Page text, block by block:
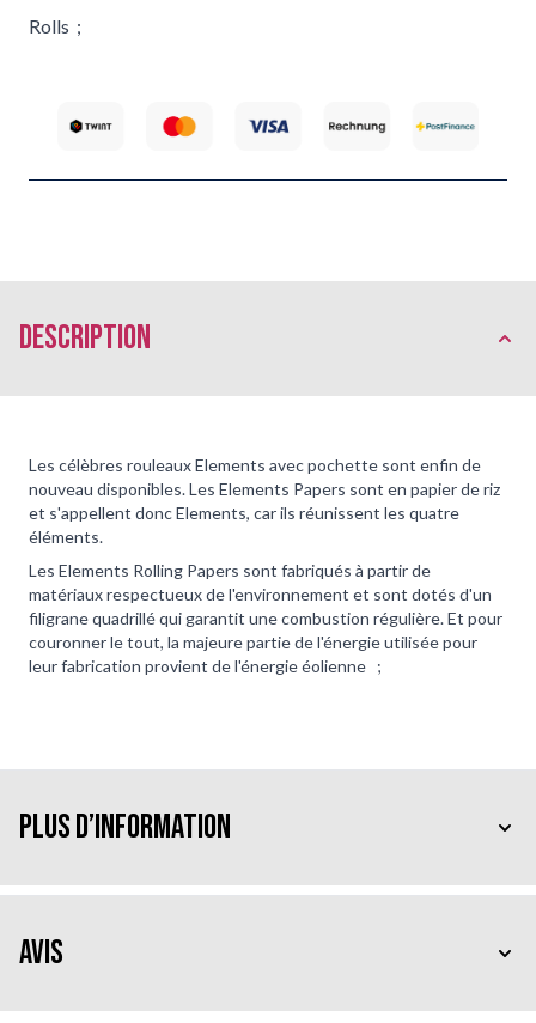
Rolls ;
Description
Les célèbres rouleaux Elements avec pochette sont enfin de
nouveau disponibles. Les Elements Papers sont en papier de riz
et s'appellent donc Elements, car ils réunissent les quatre
éléments.
Les Elements Rolling Papers sont fabriqués à partir de
matériaux respectueux de l'environnement et sont dotés d'un
filigrane quadrillé qui garantit une combustion régulière. Et pour
couronner le tout, la majeure partie de l'énergie utilisée pour
leur fabrication provient de l'énergie éolienne ;
Plus d’information
Avis